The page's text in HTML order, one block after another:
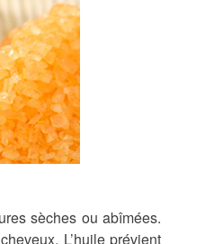
sèches ou abîmées.
L’huile prévient